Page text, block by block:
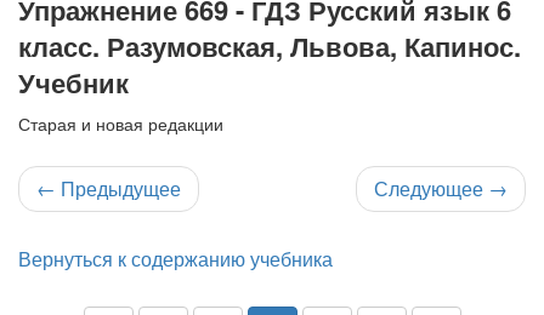
Упражнение 669 - ГДЗ Русский язык 6
класс. Разумовская, Львова, Капинос.
Учебник
Старая и новая редакции
← Предыдущее Следующее →
Вернуться к содержанию учебника